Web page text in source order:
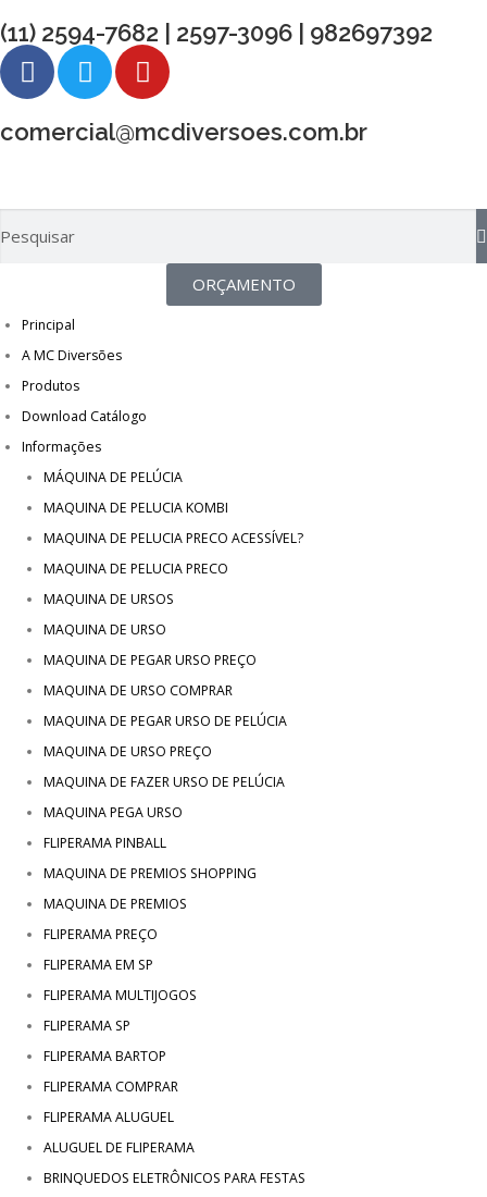
(11) 2594-7682 | 2597-3096 | 982697392
comercial@mcdiversoes.com.br
ORÇAMENTO
Principal
A MC Diversões
Produtos
Download Catálogo
Informações
MÁQUINA DE PELÚCIA
MAQUINA DE PELUCIA KOMBI
MAQUINA DE PELUCIA PRECO ACESSÍVEL?
MAQUINA DE PELUCIA PRECO
MAQUINA DE URSOS
MAQUINA DE URSO
MAQUINA DE PEGAR URSO PREÇO
MAQUINA DE URSO COMPRAR
MAQUINA DE PEGAR URSO DE PELÚCIA
MAQUINA DE URSO PREÇO
MAQUINA DE FAZER URSO DE PELÚCIA
MAQUINA PEGA URSO
FLIPERAMA PINBALL
MAQUINA DE PREMIOS SHOPPING
MAQUINA DE PREMIOS
FLIPERAMA PREÇO
FLIPERAMA EM SP
FLIPERAMA MULTIJOGOS
FLIPERAMA SP
FLIPERAMA BARTOP
FLIPERAMA COMPRAR
FLIPERAMA ALUGUEL
ALUGUEL DE FLIPERAMA
BRINQUEDOS ELETRÔNICOS PARA FESTAS